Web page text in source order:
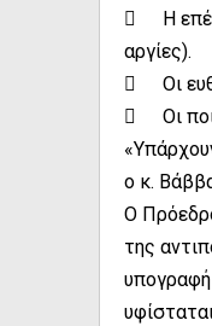

Η
αργίες).

Οι

Οι
ο κ.
Ο
της
υπογραφή